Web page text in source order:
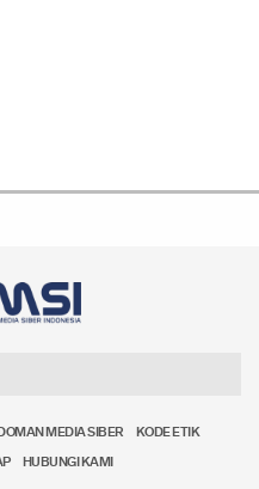
MEDIA SIBER KODE ETIK
HUBUNGI KAMI